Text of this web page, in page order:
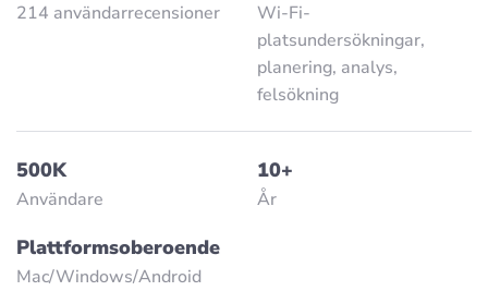
214 användarrecensioner
Wi-Fi-
platsundersökningar,
planering, analys,
felsökning
500K
Användare
10+
År
Plattformsoberoende
Mac/Windows/Аndroid